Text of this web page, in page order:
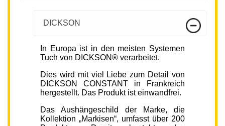
DICKSON
In Europa ist in den meisten Systemen
Tuch von DICKSON® verarbeitet.
Dies wird mit viel Liebe zum Detail von
DICKSON CONSTANT in Frankreich
hergestellt. Das Produkt ist einwandfrei.
Das Aushängeschild der Marke, die
Kollektion „Markisen“, umfasst über 200